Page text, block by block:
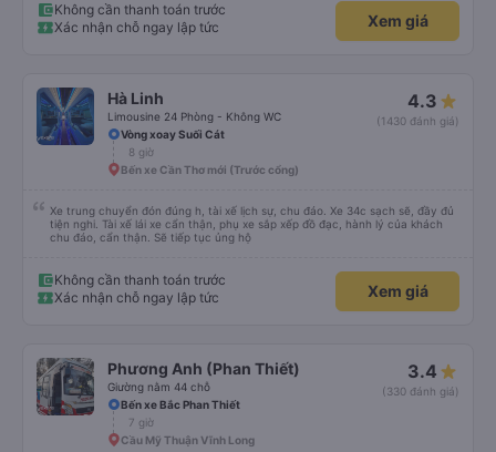
Không cần thanh toán trước
Xác nhận chỗ ngay lập tức
Xem giá
Hà Linh
Limousine 24 Phòng - Không WC
4.3
(1430 đánh giá)
Vòng xoay Suối Cát
8 giờ
Bến xe Cần Thơ mới (Trước cổng)
Xe trung chuyển đón đúng h, tài xế lịch sự, chu đáo. Xe 34c sạch sẽ, đầy đủ
tiện nghi. Tài xế lái xe cẩn thận, phụ xe sắp xếp đồ đạc, hành lý của khách
chu đáo, cẩn thận. Sẽ tiếp tục ủng hộ
Không cần thanh toán trước
Xác nhận chỗ ngay lập tức
Xem giá
Phương Anh (Phan Thiết)
Giường nằm 44 chỗ
3.4
(330 đánh giá)
Bến xe Bắc Phan Thiết
7 giờ
Cầu Mỹ Thuận Vĩnh Long